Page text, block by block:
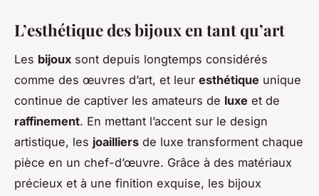
L’esthétique des bijoux en tant qu’art
Les bijoux sont depuis longtemps considérés
comme des œuvres d’art, et leur esthétique unique
continue de captiver les amateurs de luxe et de
raffinement. En mettant l’accent sur le design
artistique, les joailliers de luxe transforment chaque
pièce en un chef-d’œuvre. Grâce à des matériaux
précieux et à une finition exquise, les bijoux